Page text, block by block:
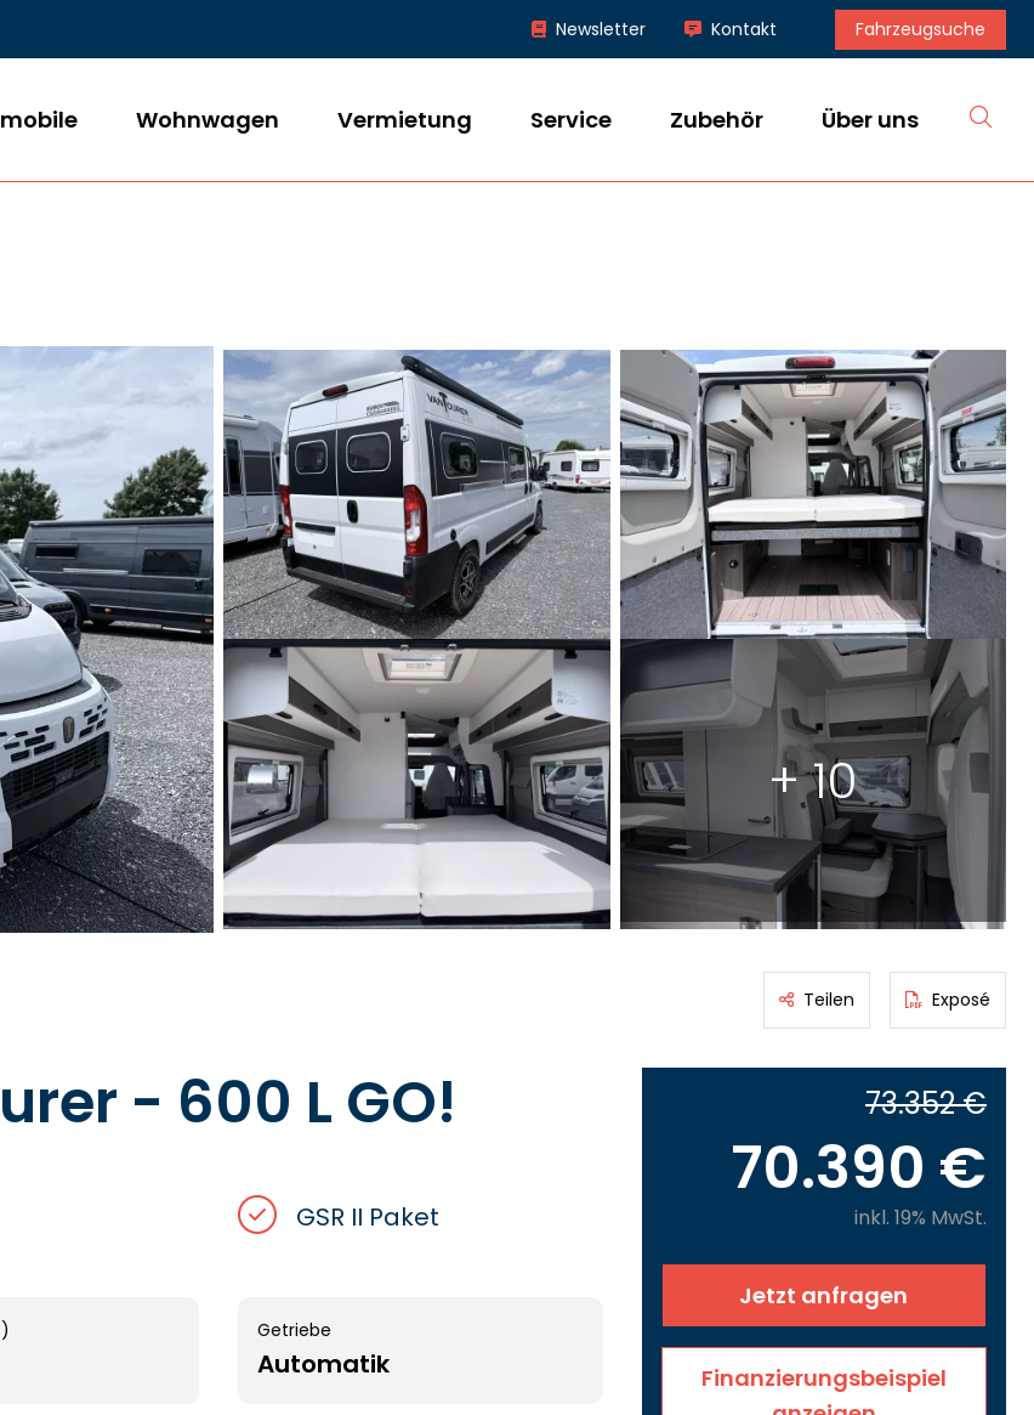
Newsletter Kontakt Fahrzeugsuche
Wohnwagen Vermietung Service Zubehör Über uns
+ 10
Teilen Exposé
70.390 €
73.352 €
inkl. 19% MwSt.
Jetzt anfragen
Finanzierungsbeispiel
- 600 L GO!
GSR II Paket
Getriebe
Automatik